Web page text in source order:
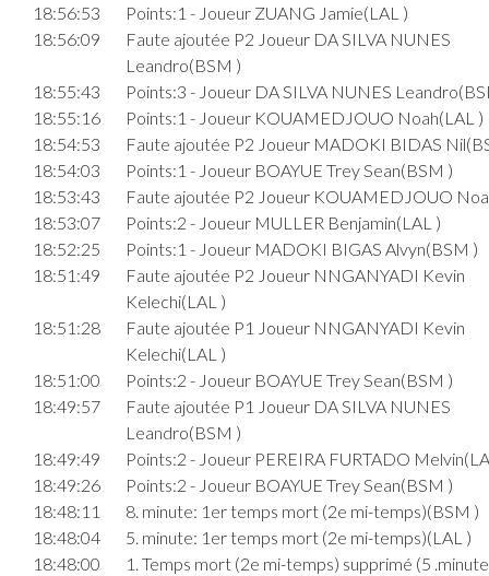
18:56:53
Points:1 - Joueur ZUANG Jamie(LAL )
18:56:09
Faute ajoutée P2 Joueur DA SILVA NUNES
Leandro(BSM )
18:55:43
Points:3 - Joueur DA SILVA NUNES
18:55:16
Points:1 - Joueur KOUAMEDJOUO Noah(LAL )
18:54:53
Faute ajoutée P2 Joueur MADOKI BIDAS
18:54:03
Points:1 - Joueur BOAYUE Trey Sean(BSM )
18:53:43
Faute ajoutée P2 Joueur KOUAMEDJOUO
18:53:07
Points:2 - Joueur MULLER Benjamin(LAL )
18:52:25
Points:1 - Joueur MADOKI BIGAS Alvyn(BSM )
18:51:49
Faute ajoutée P2 Joueur NNGANYADI Kevin
Kelechi(LAL )
18:51:28
Faute ajoutée P1 Joueur NNGANYADI Kevin
Kelechi(LAL )
18:51:00
Points:2 - Joueur BOAYUE Trey Sean(BSM )
18:49:57
Faute ajoutée P1 Joueur DA SILVA NUNES
Leandro(BSM )
18:49:49
Points:2 - Joueur PEREIRA FURTADO
18:49:26
Points:2 - Joueur BOAYUE Trey Sean(BSM )
18:48:11
8. minute: 1er temps mort (2e mi-temps)(BSM )
18:48:04
5. minute: 1er temps mort (2e mi-temps)(LAL )
18:48:00
1. Temps mort (2e mi-temps) supprimé (5